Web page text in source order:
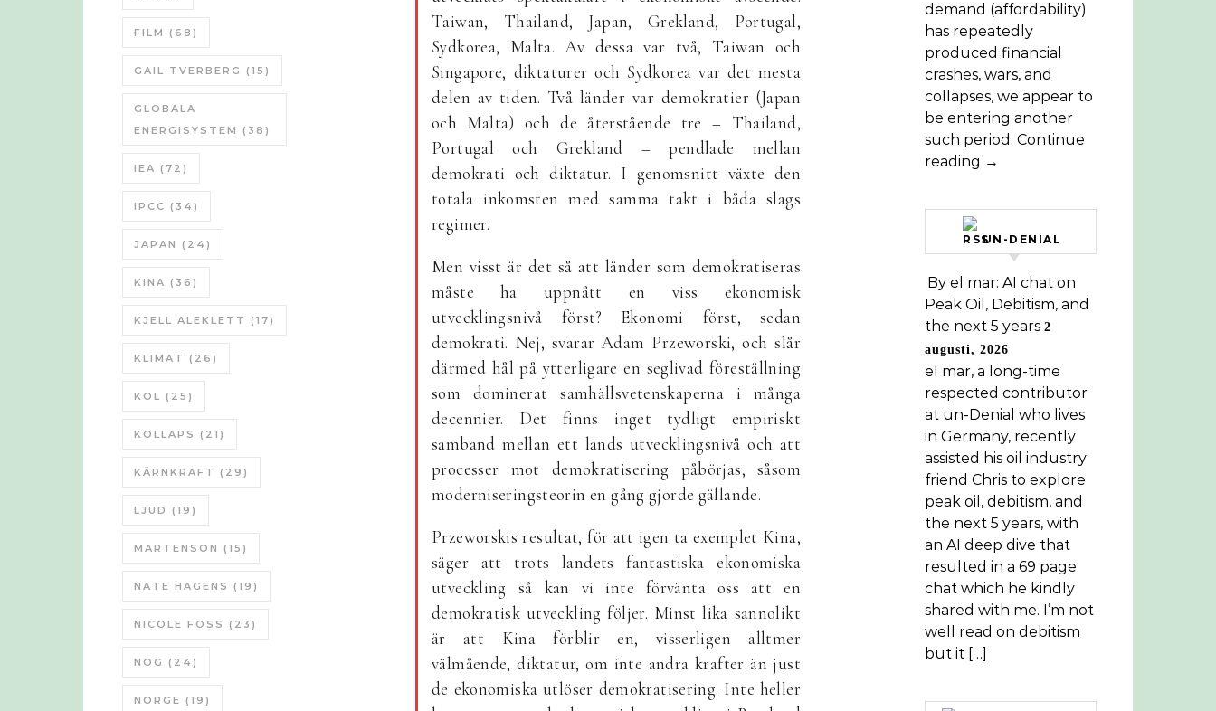
FILM (68)
GAIL TVERBERG (15)
GLOBALA
ENERGISYSTEM (38)
IEA (72)
IPCC (34)
JAPAN (24)
KINA (36)
KJELL ALEKLETT (17)
KLIMAT (26)
KOL (25)
KOLLAPS (21)
KÄRNKRAFT (29)
LJUD (19)
MARTENSON (15)
NATE HAGENS (19)
NICOLE FOSS (23)
NOG (24)
NORGE (19)
Taiwan, Thailand, Japan, Grekland, Portugal,
Sydkorea, Malta. Av dessa var två, Taiwan och
Singapore, diktaturer och Sydkorea var det mesta
delen av tiden. Två länder var demokratier (Japan
och Malta) och de återstående tre – Thailand,
Portugal och Grekland – pendlade mellan
demokrati och diktatur. I genomsnitt växte den
totala inkomsten med samma takt i båda slags
regimer.
Men visst är det så att länder som demokratiseras
måste ha uppnått en viss ekonomisk
utvecklingsnivå först? Ekonomi först, sedan
demokrati. Nej, svarar Adam Przeworski, och slår
därmed hål på ytterligare en seglivad föreställning
som dominerat samhällsvetenskaperna i många
decennier. Det finns inget tydligt empiriskt
samband mellan ett lands utvecklingsnivå och att
processer mot demokratisering påbörjas, såsom
moderniseringsteorin en gång gjorde gällande.
Przeworskis resultat, för att igen ta exemplet Kina,
säger att trots landets fantastiska ekonomiska
utveckling så kan vi inte förvänta oss att en
demokratisk utveckling följer. Minst lika sannolikt
är att Kina förblir en, visserligen alltmer
välmående, diktatur, om inte andra krafter än just
de ekonomiska utlöser demokratisering. Inte heller
demand (affordability)
has repeatedly
produced financial
crashes, wars, and
collapses, we appear to
be entering another
such period. Continue
reading →
UN-DENIAL
By el mar: AI chat on
Peak Oil, Debitism, and
the next 5 years 2
augusti, 2026
el mar, a long-time
respected contributor
at un-Denial who lives
in Germany, recently
assisted his oil industry
friend Chris to explore
peak oil, debitism, and
the next 5 years, with
an AI deep dive that
resulted in a 69 page
chat which he kindly
shared with me. I’m not
well read on debitism
but it […]